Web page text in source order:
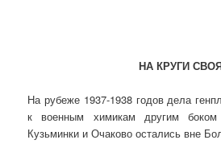
НА КРУГИ
На рубеже 1937-1938 годов дела
к военным химикам другим
Кузьминки и Очаково остались вне